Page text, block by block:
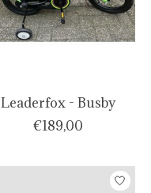
Leaderfox - Busby
€189,00